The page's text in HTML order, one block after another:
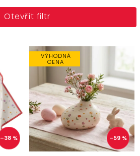
Otevřít filtr
–38 %
VÝHODNÁ
CENA
–59 %